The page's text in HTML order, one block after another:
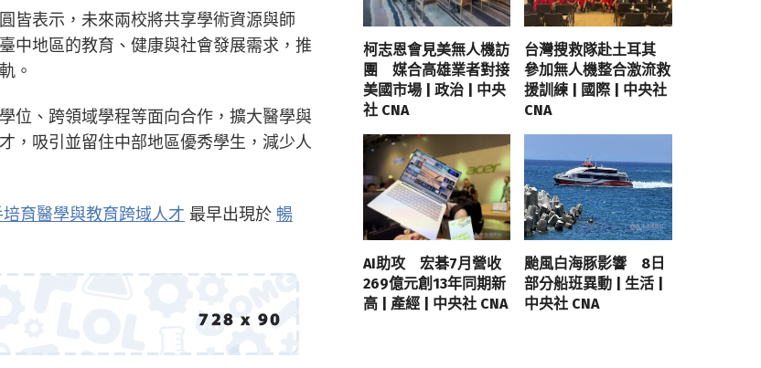
皆表示，未來兩校將共享學術資源與師
中地區的教育、健康與社會發展需求，推
。
位、跨領域學程等面向合作，擴大醫學與
，吸引並留住中部地區優秀學生，減少人
育醫學與教育跨域人才 最早出現於 暢
柯志恩會見美無人機訪
團 媒合高雄業者對接
美國市場 | 政治 | 中央
社 CNA
台灣搜救隊赴土耳其
參加無人機整合激流救
援訓練 | 國際 | 中央社
CNA
AI助攻 宏碁7月營收
269億元創13年同期新
高 | 產經 | 中央社 CNA
颱風白海豚影響 8日
部分船班異動 | 生活 |
中央社 CNA